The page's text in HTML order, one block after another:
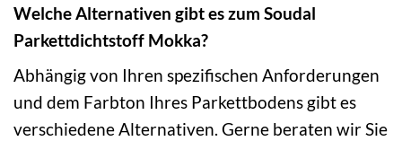
Welche Alternativen gibt es zum Soudal
Parkettdichtstoff Mokka?
Abhängig von Ihren spezifischen Anforderungen
und dem Farbton Ihres Parkettbodens gibt es
verschiedene Alternativen. Gerne beraten wir Sie